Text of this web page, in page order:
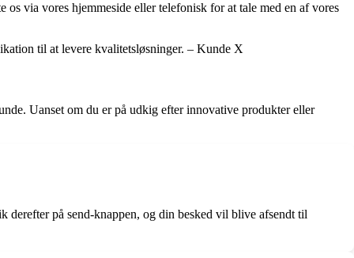
via vores hjemmeside eller telefonisk for at tale med en af vores
til at levere kvalitetsløsninger. – Kunde X
Uanset om du er på udkig efter innovative produkter eller
derefter på send-knappen, og din besked vil blive afsendt til